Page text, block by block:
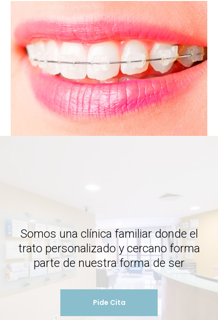
Somos una clínica familiar donde el
trato personalizado y cercano forma
parte de nuestra forma de ser
Pide Cita